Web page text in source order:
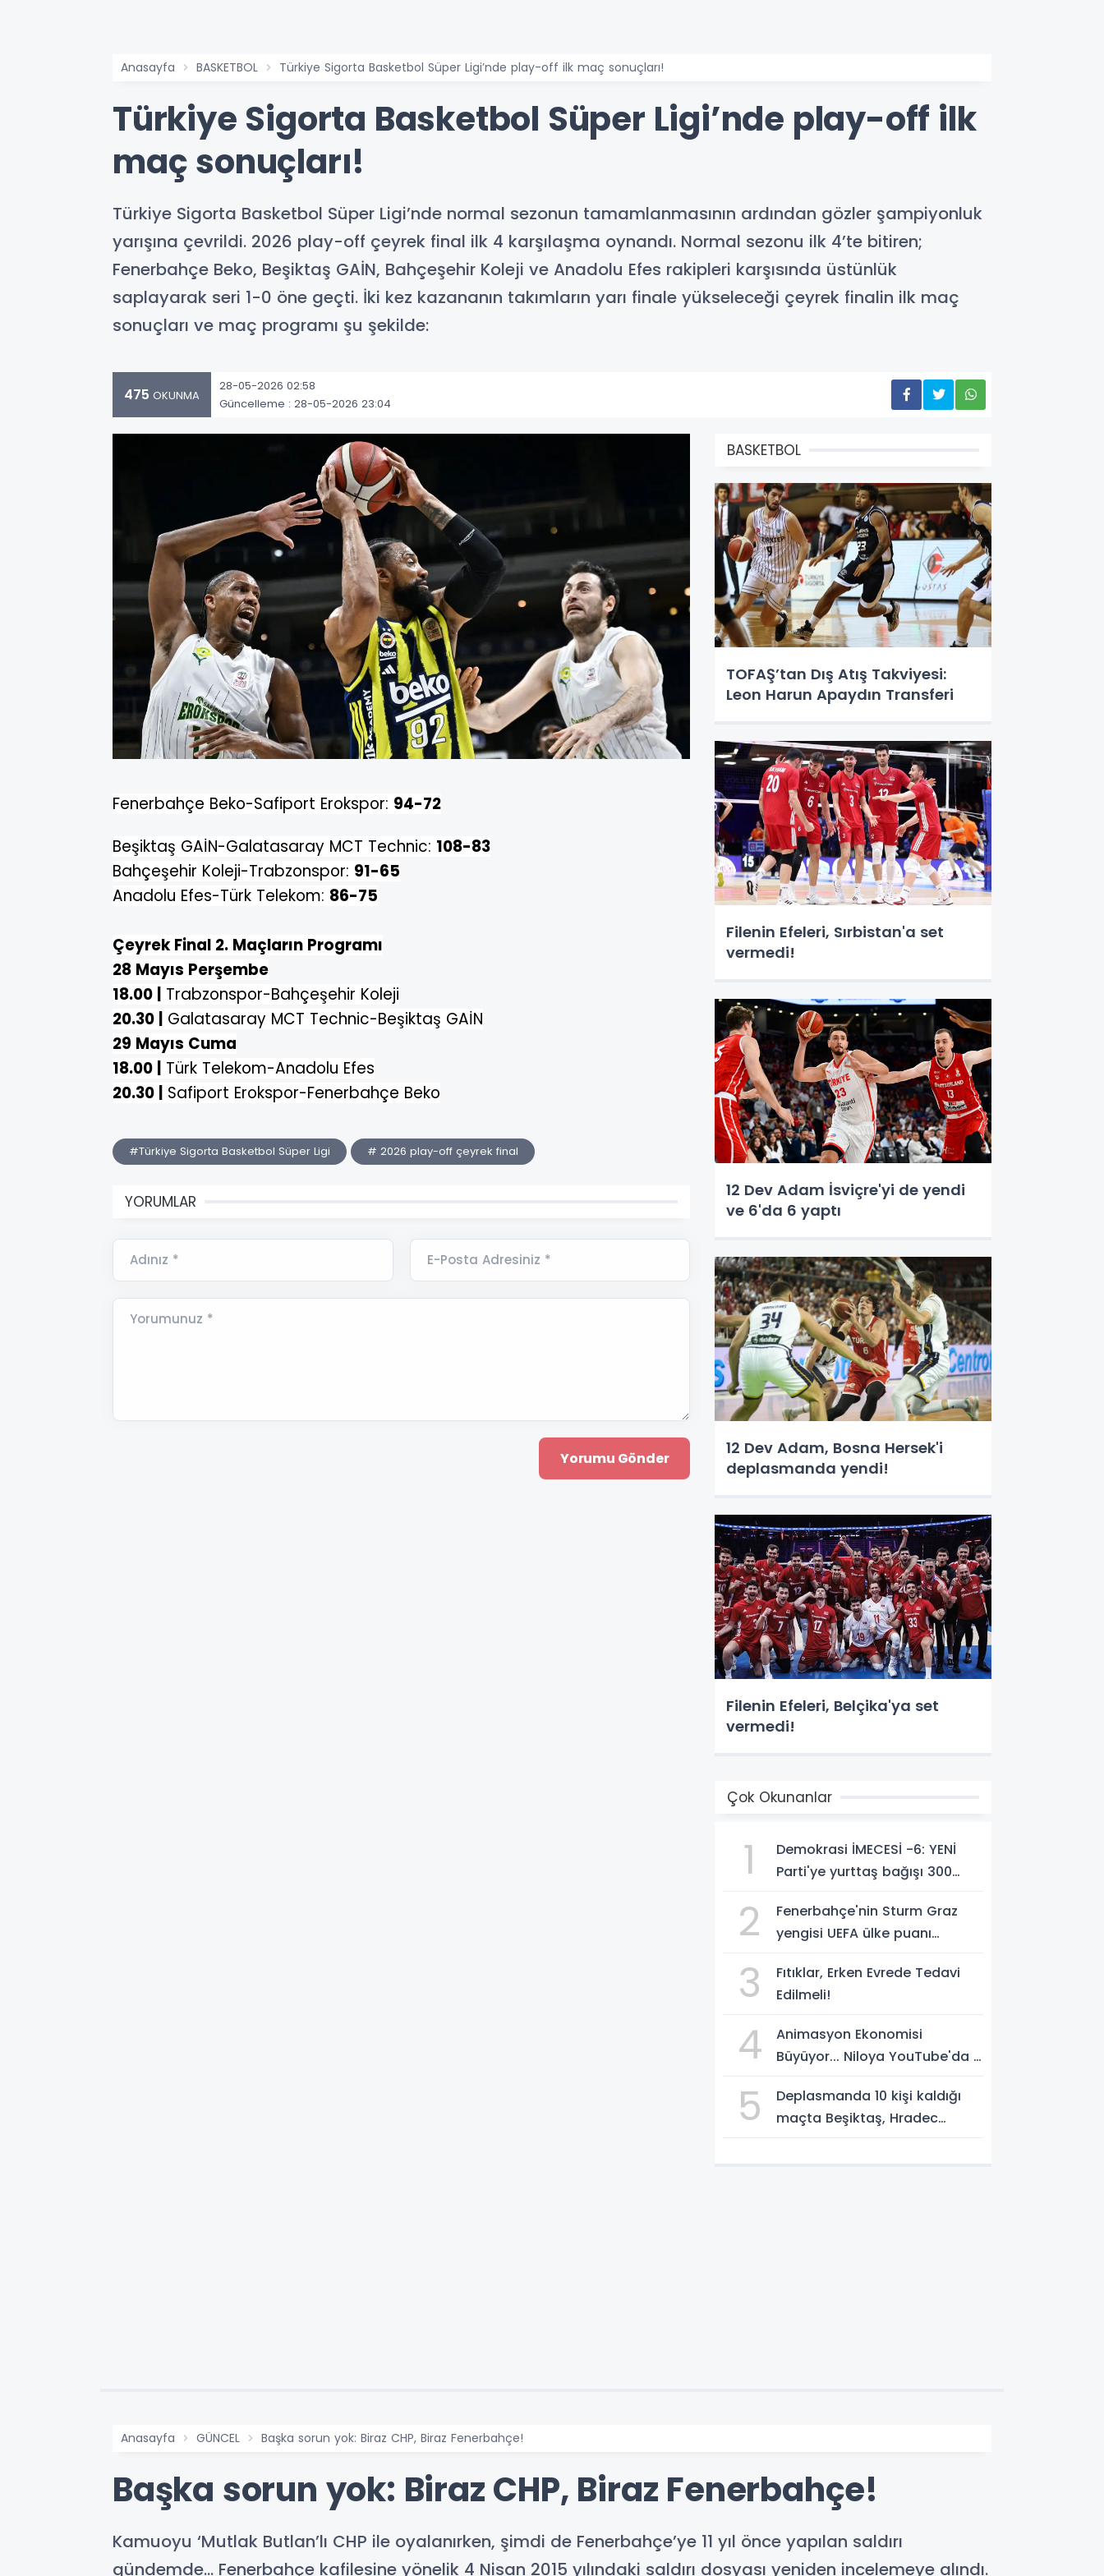
Anasayfa BASKETBOL Türkiye Sigorta Basketbol Süper Ligi’nde play-off ilk maç sonuçları!
Türkiye Sigorta Basketbol Süper Ligi’nde play-off ilk
maç sonuçları!
Türkiye Sigorta Basketbol Süper Ligi’nde normal sezonun tamamlanmasının ardından gözler şampiyonluk
yarışına çevrildi. 2026 play-off çeyrek final ilk 4 karşılaşma oynandı. Normal sezonu ilk 4’te bitiren;
Fenerbahçe Beko, Beşiktaş GAİN, Bahçeşehir Koleji ve Anadolu Efes rakipleri karşısında üstünlük
saplayarak seri 1-0 öne geçti. İki kez kazananın takımların yarı finale yükseleceği çeyrek finalin ilk maç
sonuçları ve maç programı şu şekilde:
475 OKUNMA
28-05-2026 02:58
Güncelleme : 28-05-2026 23:04
Fenerbahçe Beko-Safiport Erokspor: 94-72
Beşiktaş GAİN-Galatasaray MCT Technic: 108-83
Bahçeşehir Koleji-Trabzonspor: 91-65
Anadolu Efes-Türk Telekom: 86-75
Çeyrek Final 2. Maçların Programı
28 Mayıs Perşembe
18.00 | Trabzonspor-Bahçeşehir Koleji
20.30 | Galatasaray MCT Technic-Beşiktaş GAİN
29 Mayıs Cuma
18.00 | Türk Telekom-Anadolu Efes
20.30 | Safiport Erokspor-Fenerbahçe Beko
#Türkiye Sigorta Basketbol Süper Ligi # 2026 play-off çeyrek final
YORUMLAR
Adınız * E-Posta Adresiniz *
Yorumunuz *
BASKETBOL
TOFAŞ’tan Dış Atış Takviyesi:
Leon Harun Apaydın Transferi
Filenin Efeleri, Sırbistan'a set
vermedi!
12 Dev Adam İsviçre'yi de yendi
ve 6'da 6 yaptı
12 Dev Adam, Bosna Hersek'i
deplasmanda yendi!
Filenin Efeleri, Belçika'ya set
vermedi!
Çok Okunanlar
1
Demokrasi İMECESİ -6: YENİ
Parti'ye yurttaş bağışı 300
2
Fenerbahçe'nin Sturm Graz
yengisi UEFA ülke puanı
3
Fıtıklar, Erken Evrede Tedavi
Edilmeli!
4
Animasyon Ekonomisi
Büyüyor... Niloya YouTube'da 7
5
Deplasmanda 10 kişi kaldığı
maçta Beşiktaş, Hradec
Anasayfa GÜNCEL Başka sorun yok: Biraz CHP, Biraz Fenerbahçe!
Başka sorun yok: Biraz CHP, Biraz Fenerbahçe!
Kamuoyu ‘Mutlak Butlan’lı CHP ile oyalanırken, şimdi de Fenerbahçe’ye 11 yıl önce yapılan saldırı
gündemde… Fenerbahçe kafilesine yönelik 4 Nisan 2015 yılındaki saldırı dosyası yeniden incelemeye alındı.